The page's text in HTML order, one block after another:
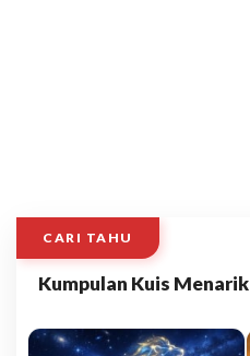
CARI TAHU
Kumpulan Kuis Menarik